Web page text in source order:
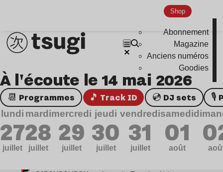
Shop
Abonnement
Magazine
Anciens numéros
Goodies
À l'écoute le 14 mai 2026
📆 Programmes 🎵 Track ID 💿 DJ sets
lundi
27
juillet
mardi
28
juillet
mercredi
29
juillet
jeudi
30
juillet
vendredi
31
juillet
samedi
01
août